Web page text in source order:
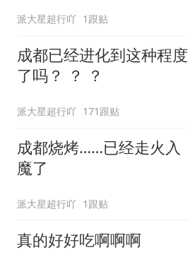
派大星超行吖 1跟贴
成都已经进化到这种程度
了吗？ ？ ？
派大星超行吖 171跟贴
成都烧烤……已经走火入
魔了
派大星超行吖 1跟贴
真的好好吃啊啊啊